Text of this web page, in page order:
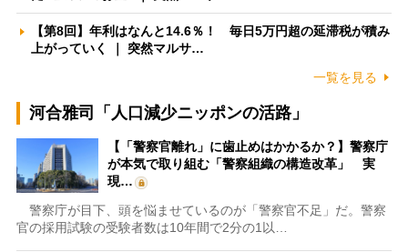
【第8回】年利はなんと14.6％！ 毎日5万円超の延滞税が積み
上がっていく ｜ 突然マルサ…
一覧を見る
河合雅司「人口減少ニッポンの活路」
【「警察官離れ」に歯止めはかかるか？】警察庁
が本気で取り組む「警察組織の構造改革」 実
現…
警察庁が目下、頭を悩ませているのが「警察官不足」だ。警察
官の採用試験の受験者数は10年間で2分の1以…